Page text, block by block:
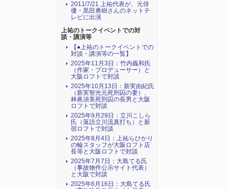
2011/7/21 上祐代表が、元俳
優・黒田勇樹さんのネットテ
レビに出演
上祐のトークイベントでの対
談・講演等
【●上祐のトークイベントでの
対談・講演等の一覧】
2025年11月3日：竹内義和氏
（作家・プロデューサー）と
大阪ロフトで対談
2025年10月13日：新実由紀氏
（新実智光元死刑囚の妻）、
林眞須美死刑囚の長男と大阪
ロフトで対談
2025年9月29日：立川こしら
氏（落語立川流真打ち）と新
宿ロフトで対談
2025年8月4日：上祐らひかり
の輪スタッフが大阪ロフト店
長等と大阪ロフトで対談
2025年7月7日：大島てる氏
（事故物件公示サイト代表）
と大阪で対談
2025年6月16日：大島てる氏